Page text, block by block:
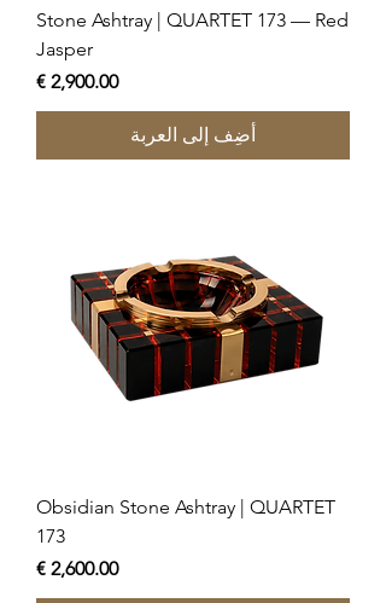
Stone Ashtray | QUARTET 173 — Red
Jasper
السعر
أضِف إلى العربة
Obsidian Stone Ashtray | QUARTET
173
السعر